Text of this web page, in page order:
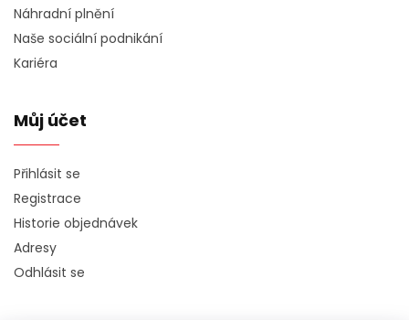
Náhradní plnění
Naše sociální podnikání
Kariéra
Můj účet
Přihlásit se
Registrace
Historie objednávek
Adresy
Odhlásit se